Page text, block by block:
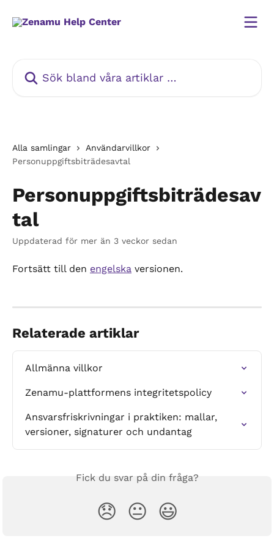
Alla samlingar
Användarvillkor
Personuppgiftsbiträdesavtal
Personuppgiftsbiträdesav
tal
Uppdaterad för mer än 3 veckor sedan
Fortsätt till den engelska versionen.
Relaterade artiklar
Allmänna villkor
Zenamu-plattformens integritetspolicy
Ansvarsfriskrivningar i praktiken: mallar,
versioner, signaturer och undantag
Fick du svar på din fråga?
😞 😐 😃